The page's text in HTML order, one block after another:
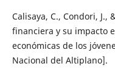
Calisaya, C., Condori, J.,
financiera y su impacto
económicas de los
Nacional del Altiplano].